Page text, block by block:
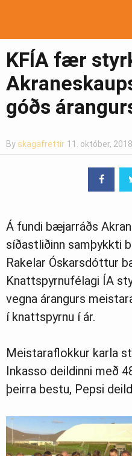
Mannlíf
Heilsueflandi samfélag
Greinasafn
Ljósmyndasafn
KFÍA fær
góðs
By skagafrettir 11. október, 2018
Á fundi bæjarráðs
síðastliðinn samþykkti
Rakelar Óskarsdóttur
Knattspyrnufélagi ÍA
vegna árangurs
í knattspyrnu í ár.
Meistaraflokkur karla
Inkasso deildinni með
þeirra bestu, Pepsi